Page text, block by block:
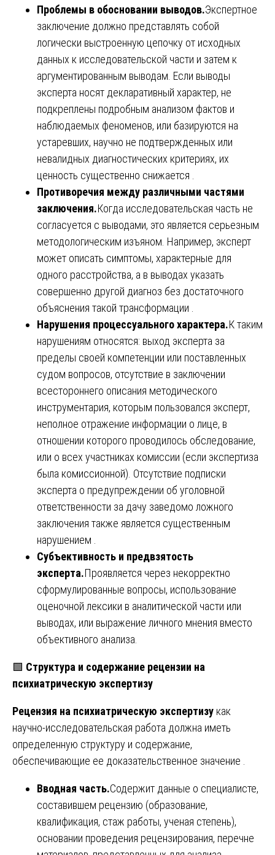
Проблемы в обосновании выводов.Экспертное
заключение должно представлять собой
логически выстроенную цепочку от исходных
данных к исследовательской части и затем к
аргументированным выводам. Если выводы
эксперта носят декларативный характер, не
подкреплены подробным анализом фактов и
наблюдаемых феноменов, или базируются на
устаревших, научно не подтвержденных или
невалидных диагностических критериях, их
ценность существенно снижается .
Противоречия между различными частями
заключения.Когда исследовательская часть не
согласуется с выводами, это является серьезным
методологическим изъяном. Например, эксперт
может описать симптомы, характерные для
одного расстройства, а в выводах указать
совершенно другой диагноз без достаточного
объяснения такой трансформации .
Нарушения процессуального характера.К таким
нарушениям относятся: выход эксперта за
пределы своей компетенции или поставленных
судом вопросов, отсутствие в заключении
всестороннего описания методического
инструментария, которым пользовался эксперт,
неполное отражение информации о лице, в
отношении которого проводилось обследование,
или о всех участниках комиссии (если экспертиза
была комиссионной). Отсутствие подписки
эксперта о предупреждении об уголовной
ответственности за дачу заведомо ложного
заключения также является существенным
нарушением .
Субъективность и предвзятость
эксперта.Проявляется через некорректно
сформулированные вопросы, использование
оценочной лексики в аналитической части или
выводах, или выражение личного мнения вместо
объективного анализа.
🟩 Структура и содержание рецензии на
психиатрическую экспертизу
Рецензия на психиатрическую экспертизу как
научно-исследовательская работа должна иметь
определенную структуру и содержание,
обеспечивающие ее доказательственное значение .
Вводная часть.Содержит данные о специалисте,
составившем рецензию (образование,
квалификация, стаж работы, ученая степень),
основании проведения рецензирования, перечне